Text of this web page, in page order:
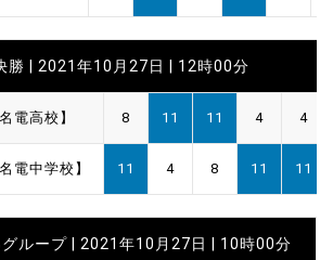
勝 | 2021年10月27日 | 12時00分
電高校】 8 11 11 4 4
電中学校】 11 4 8 11 11
グループ | 2021年10月27日 | 10時00分